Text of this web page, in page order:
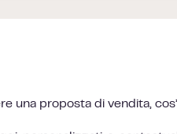
una proposta di vendita,